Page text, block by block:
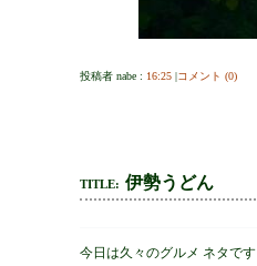
投稿者 nabe : 16:25 |コメント (0)
TITLE: 伊勢うどん
今日は久々のグルメ ネタで